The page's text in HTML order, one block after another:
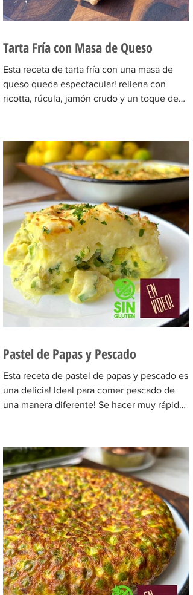
Tarta Fría con Masa de Queso
Esta receta de tarta fría con una masa de
queso queda espectacular! rellena con
ricotta, rúcula, jamón crudo y un toque de
Pastel de Papas y Pescado
Esta receta de pastel de papas y pescado es
una delicia! Ideal para comer pescado de
una manera diferente! Se hacer muy rápido